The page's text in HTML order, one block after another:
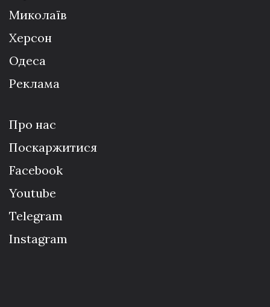
Миколаїв
Херсон
Одеса
Реклама
Про нас
Поскаржитися
Facebook
Youtube
Telegram
Instagram